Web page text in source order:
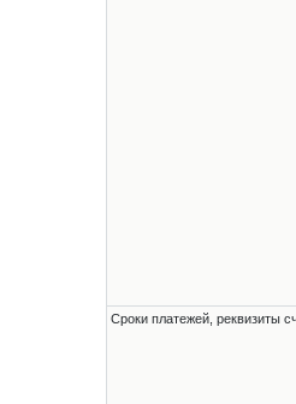
Сроки платежей, реквизиты